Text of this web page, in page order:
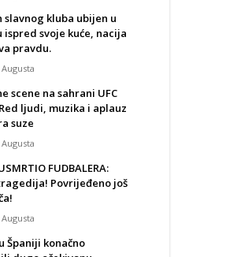
slavnog kluba ubijen u
ispred svoje kuće, nacija
pravdu.
Augusta
scene na sahrani UFC
ljudi, muzika i aplauz
suze
Augusta
FUDBALERA:
Povrijeđeno još
Augusta
Španiji konačno